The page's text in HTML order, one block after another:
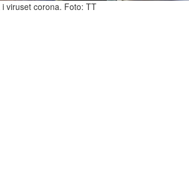
viruset corona. Foto: TT